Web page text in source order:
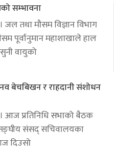
सम्भावना
जल तथा मौसम विज्ञान विभाग
पूर्वानुमान महाशाखाले हाल
वायुको
बेचबिखन र राहदानी संशोधन
आज प्रतिनिधि सभाको बैठक
संसद् सचिवालयका
दिउसो